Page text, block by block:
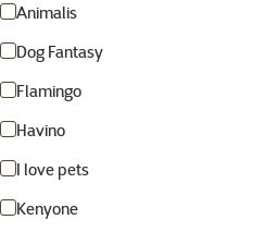
Animalis
Dog Fantasy
Flamingo
Havino
I love pets
Kenyone